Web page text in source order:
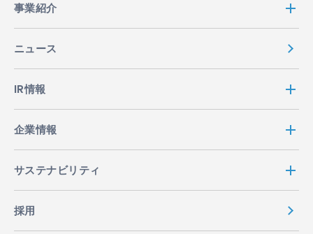
事業紹介
ニュース
IR情報
企業情報
サステナビリティ
採用